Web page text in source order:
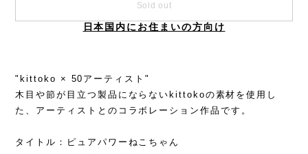
Sold out
日本国内にお住まいの方向け
"kittoko × 50アーティスト"
木目や節が目立つ製品にならないkittokoの素材を使用し
た、アーティストとのコラボレーション作品です。
タイトル：ピュアパワーねこちゃん